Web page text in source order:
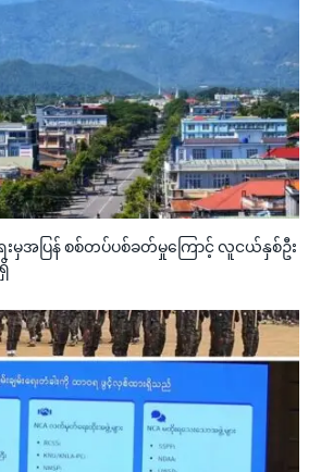
မှအပြန် စစ်တပ်ပစ်ခတ်မှုကြောင့် လူငယ်နှစ်ဦး